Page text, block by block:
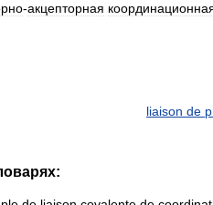
-акцепторная
liaison de